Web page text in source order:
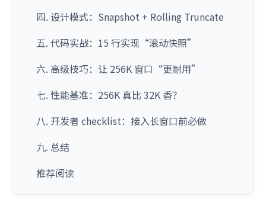
四. 设计模式：Snapshot + Rolling Truncate
五. 代码实战：15 行实现“滚动快照”
六. 高级技巧：让 256K 窗口“更耐用”
七. 性能基准：256K 真比 32K 香？
八. 开发者 checklist：接入长窗口前必做
九. 总结
推荐阅读